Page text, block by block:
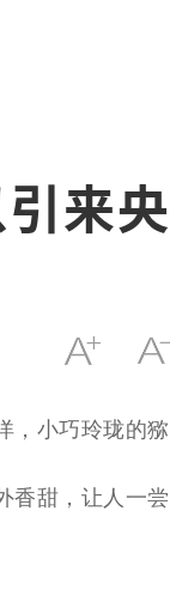
来央
，小巧玲珑的猕
香甜，让人一尝